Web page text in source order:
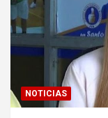
NOTICIAS